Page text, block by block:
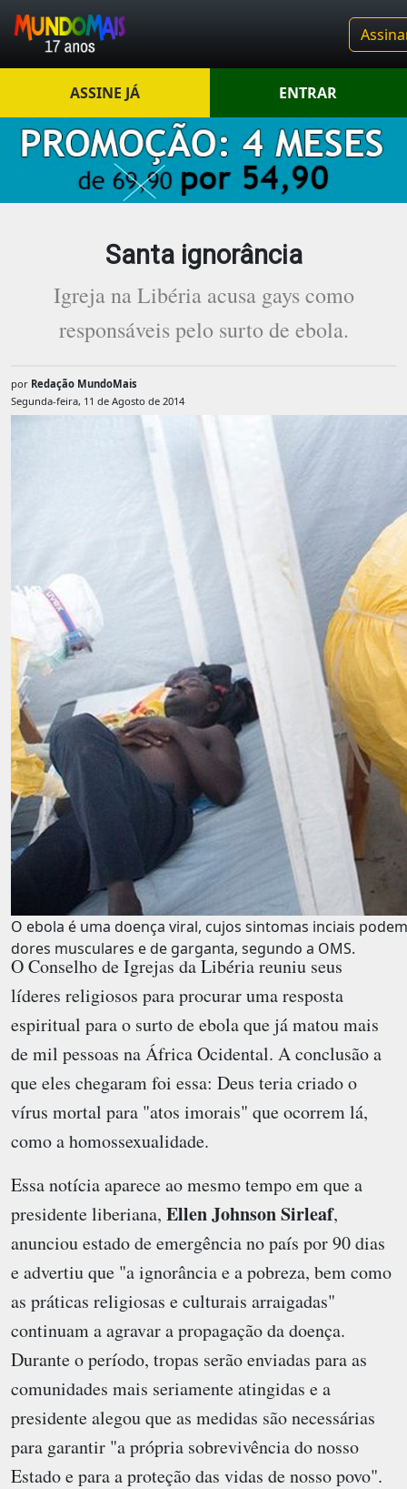
ASSINE JÁ ENTRAR
Santa ignorância
Igreja na Libéria acusa gays como
responsáveis pelo surto de ebola.
por Redação MundoMais
Segunda-feira, 11 de Agosto de 2014
O ebola é uma doença viral, cujos sintomas inciais
dores musculares e de garganta, segundo a OMS.
O Conselho de Igrejas da Libéria reuniu seus
líderes religiosos para procurar uma resposta
espiritual para o surto de ebola que já matou mais
de mil pessoas na África Ocidental. A conclusão a
que eles chegaram foi essa: Deus teria criado o
vírus mortal para "atos imorais" que ocorrem lá,
como a homossexualidade.
Essa notícia aparece ao mesmo tempo em que a
presidente liberiana, Ellen Johnson Sirleaf,
anunciou estado de emergência no país por 90 dias
e advertiu que "a ignorância e a pobreza, bem como
as práticas religiosas e culturais arraigadas"
continuam a agravar a propagação da doença.
Durante o período, tropas serão enviadas para as
comunidades mais seriamente atingidas e a
presidente alegou que as medidas são necessárias
para garantir "a própria sobrevivência do nosso
Estado e para a proteção das vidas de nosso povo".